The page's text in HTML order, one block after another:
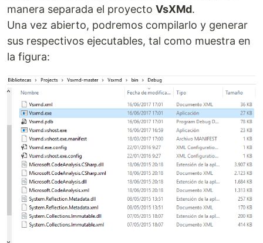
manera separada el proyecto VsXMd.
Una vez abierto, podremos compilarlo y generar
sus respectivos ejecutables, tal como muestra en
la figura: